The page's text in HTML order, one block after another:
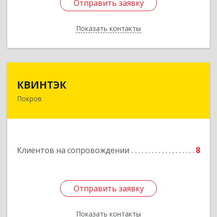
Отправить заявку
Показать контакты
Отправить заявку
Назад
КВИНТЭК
Покров
Клиентов на сопровождении 8
Отправить заявку
Показать контакты
601122, Владимирская обл, Петушинский р-н,
Отправить заявку
Назад